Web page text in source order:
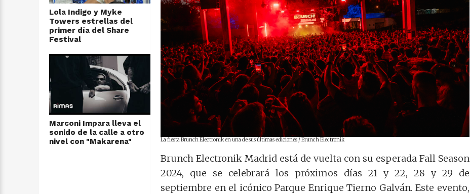
Lola Indigo y Myke
Towers estrellas del
primer día del Share
Festival
Marconi Impara lleva el
sonido de la calle a otro
nivel con "Makarena"
La fiesta Brunch Electronik en una de sus últimas ediciones / Brunch Electronik
Brunch Electronik Madrid está de vuelta con su esperada Fall Season
2024, que se celebrará los próximos días 21 y 22, 28 y 29 de
septiembre en el icónico Parque Enrique Tierno Galván. Este evento,